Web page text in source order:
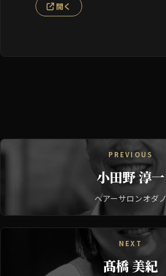
開く
PREVIOUS
小田野 淳一
ヘアーサロンオダノ
NEXT
髙橋 美紀